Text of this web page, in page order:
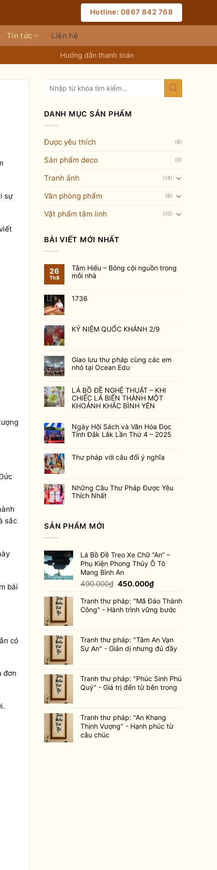
Hotline: 0867 842 768
Tin tức Liên hệ
Hướng dẫn thanh toán
sự
sắc
bái
có
đơn
DANH MỤC SẢN PHẨM
Được yêu thích (8)
Sản phẩm deco (0)
Tranh ảnh (14)
Văn phòng phẩm (9)
Vật phẩm tâm linh (10)
BÀI VIẾT MỚI NHẤT
26
Th8
Tâm Hiếu – Bóng cội nguồn trong
mỗi nhà
1736
KỶ NIỆM QUỐC KHÁNH 2/9
Giao lưu thư pháp cùng các em
nhỏ tại Ocean Edu
LÁ BỒ ĐỀ NGHỆ THUẬT – KHI
CHIẾC LÁ BIẾN THÀNH MỘT
KHOẢNH KHẮC BÌNH YÊN
Ngày Hội Sách và Văn Hóa Đọc
Tỉnh Đắk Lắk Lần Thứ 4 – 2025
Thư pháp với câu đối ý nghĩa
Những Câu Thư Pháp Được Yêu
Thích Nhất
SẢN PHẨM MỚI
Lá Bồ Đề Treo Xe Chữ “An” –
Phụ Kiện Phong Thủy Ô Tô
Mang Bình An
490.000₫ Giá
là:
490.000₫.
450.000₫Giá
tại
là:
Tranh thư pháp: "Mã Đáo Thành
Công" - Hành trình vững bước
Tranh thư pháp: "Tâm An Vạn
Sự An" - Giản dị nhưng đủ đầy
Tranh thư pháp: "Phúc Sinh Phú
Quý" - Giá trị đến từ bên trong
Tranh thư pháp: "An Khang
Thịnh Vượng" - Hạnh phúc từ
câu chúc